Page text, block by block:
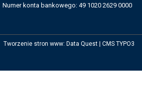
Numer konta bankowego: 49 1020 2629 0000
Tworzenie stron www: Data Quest CMS TYPO3